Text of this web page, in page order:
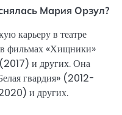
Мария Орзул?
карьеру в театре
в фильмах «Хищники»
и других. Она
гвардия» (2012-
и других.